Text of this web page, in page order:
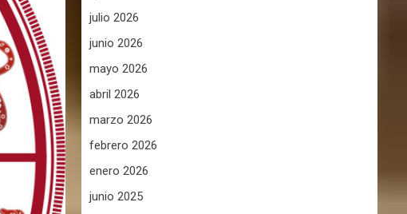
julio 2026
junio 2026
mayo 2026
abril 2026
marzo 2026
febrero 2026
enero 2026
junio 2025